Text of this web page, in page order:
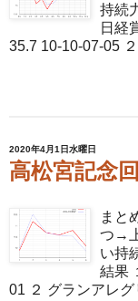
持続
日経
35.7 10-10-07-05
2020年4月1日水曜日
高松宮記念
まと
つ→
い持
結果
01 ２ グランアレ